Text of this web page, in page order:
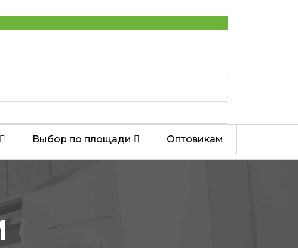
Выбор по площади Оптовикам